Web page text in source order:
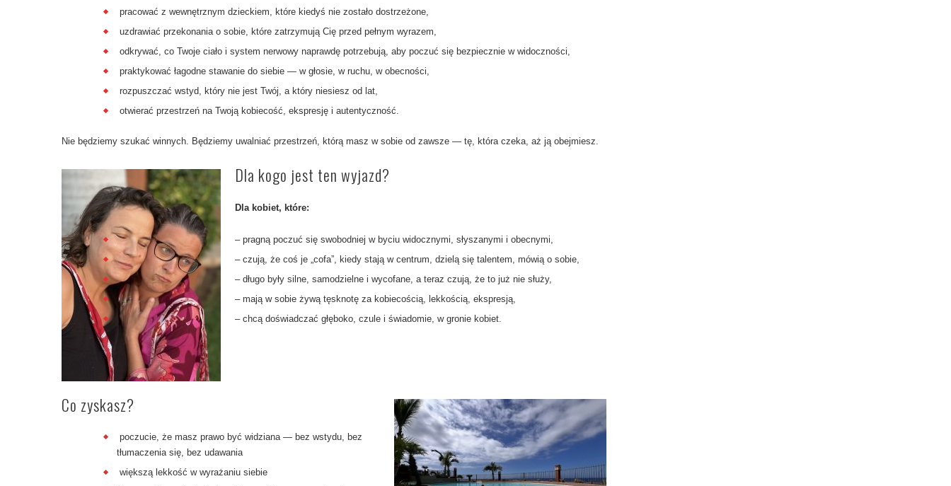
pracować z wewnętrznym dzieckiem, które kiedyś nie zostało dostrzeżone,
uzdrawiać przekonania o sobie, które zatrzymują Cię przed pełnym wyrazem,
odkrywać, co Twoje ciało i system nerwowy naprawdę potrzebują, aby poczuć się bezpiecznie w widoczności,
praktykować łagodne stawanie do siebie — w głosie, w ruchu, w obecności,
rozpuszczać wstyd, który nie jest Twój, a który niesiesz od lat,
otwierać przestrzeń na Twoją kobiecość, ekspresję i autentyczność.
Nie będziemy szukać winnych. Będziemy uwalniać przestrzeń, którą masz w sobie od zawsze — tę, która czeka, aż ją obejmiesz.
Dla kogo jest ten wyjazd?
Dla kobiet, które:
– pragną poczuć się swobodniej w byciu widocznymi, słyszanymi i obecnymi,
– czują, że coś je „cofa”, kiedy stają w centrum, dzielą się talentem, mówią o sobie,
– długo były silne, samodzielne i wycofane, a teraz czują, że to już nie służy,
– mają w sobie żywą tęsknotę za kobiecością, lekkością, ekspresją,
– chcą doświadczać głęboko, czule i świadomie, w gronie kobiet.
Co zyskasz?
poczucie, że masz prawo być widziana — bez wstydu, bez
tłumaczenia się, bez udawania
większą lekkość w wyrażaniu siebie